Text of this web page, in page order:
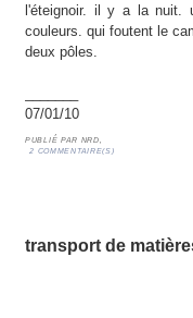
l'éteignoir. il y a la nuit.
couleurs. qui foutent le
deux pôles.
07/01/10
PUBLIÉ PAR NRD,
2 COMMENTAIRE(S)
transport de